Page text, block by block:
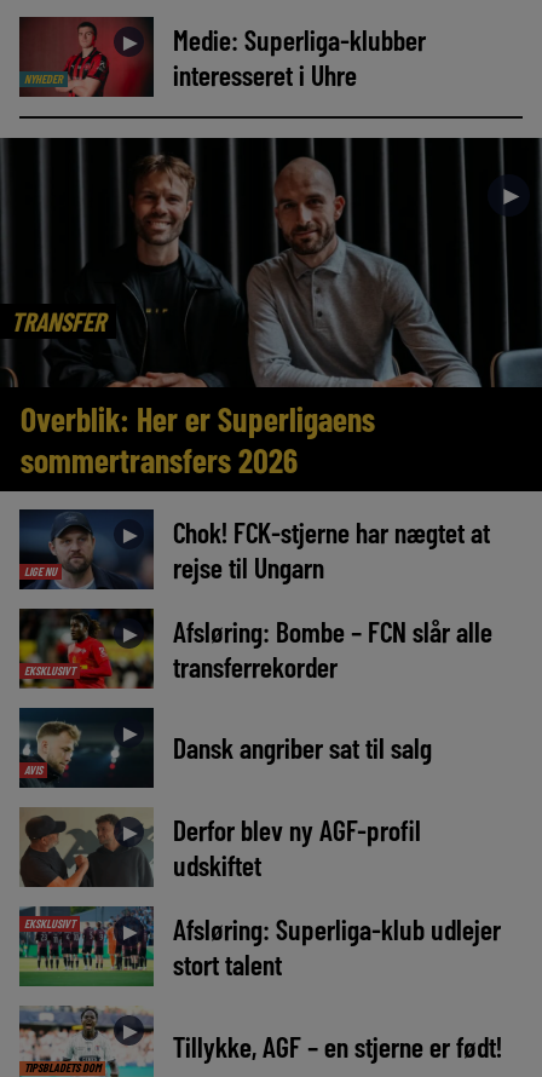
NYHEDER
►
Medie: Superliga-klubber
interesseret i Uhre
TRANSFER
►
Overblik: Her er Superligaens
sommertransfers 2026
LIGE NU
►
Chok! FCK-stjerne har nægtet at
rejse til Ungarn
EKSKLUSIVT
►
Afsløring: Bombe – FCN slår alle
transferrekorder
AVIS
► Dansk angriber sat til salg
►
Derfor blev ny AGF-profil
udskiftet
EKSKLUSIVT ►
Afsløring: Superliga-klub udlejer
stort talent
TIPSBLADETS DOM
► Tillykke, AGF – en stjerne er født!